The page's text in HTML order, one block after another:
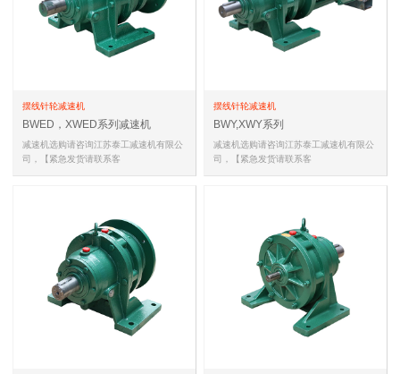
摆线针轮减速机
BWED，XWED系列减速机
减速机选购请咨询江苏泰工减速机有限公
司，【紧急发货请联系客
摆线针轮减速机
BWY,XWY系列
减速机选购请咨询江苏泰工减速机有限公
司，【紧急发货请联系客